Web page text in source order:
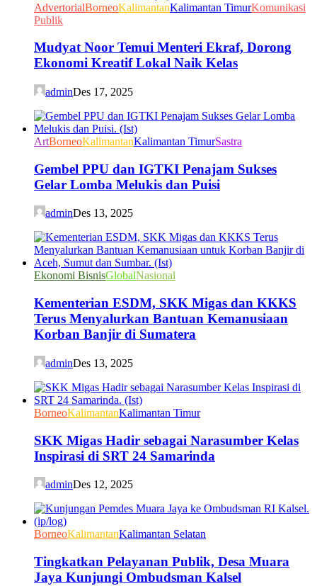
AdvertorialBorneoKalimantanKalimantan TimurKomunikasi
Publik
Mudyat Noor Temui Menteri Ekraf, Dorong
Ekonomi Kreatif Lokal Naik Kelas
adminDes 17, 2025
ArtBorneoKalimantanKalimantan TimurSastra
Gembel PPU dan IGTKI Penajam Sukses
Gelar Lomba Melukis dan Puisi
adminDes 13, 2025
Ekonomi BisnisGlobalNasional
Kementerian ESDM, SKK Migas dan KKKS
Terus Menyalurkan Bantuan Kemanusiaan
Korban Banjir di Sumatera
adminDes 13, 2025
BorneoKalimantanKalimantan Timur
SKK Migas Hadir sebagai Narasumber Kelas
Inspirasi di SRT 24 Samarinda
adminDes 12, 2025
BorneoKalimantanKalimantan Selatan
Tingkatkan Pelayanan Publik, Desa Muara
Jaya Kunjungi Ombudsman Kalsel